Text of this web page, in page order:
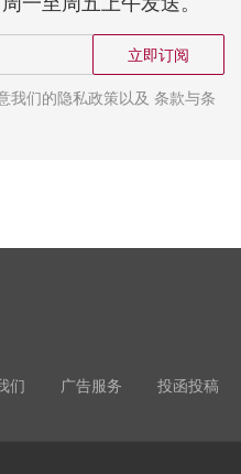
立即订阅
我们的隐私政策以及 条款与条
们 广告服务 投函投稿